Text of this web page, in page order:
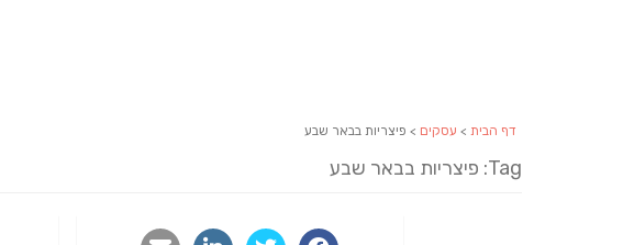
דף הבית > עסקים > פיצריות בבאר שבע
Tag: פיצריות בבאר שבע